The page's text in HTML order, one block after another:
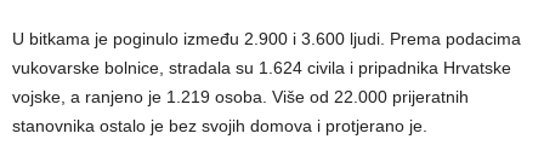
U bitkama je poginulo između 2.900 i 3.600 ljudi. Prema podacima
vukovarske bolnice, stradala su 1.624 civila i pripadnika Hrvatske
vojske, a ranjeno je 1.219 osoba. Više od 22.000 prijeratnih
stanovnika ostalo je bez svojih domova i protjerano je.